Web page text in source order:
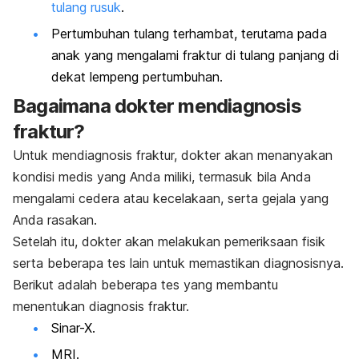
tulang rusuk.
Pertumbuhan tulang terhambat, terutama pada
anak yang mengalami fraktur di tulang panjang di
dekat lempeng pertumbuhan.
Bagaimana dokter mendiagnosis
fraktur?
Untuk mendiagnosis fraktur, dokter akan menanyakan
kondisi medis yang Anda miliki, termasuk bila Anda
mengalami cedera atau kecelakaan, serta gejala yang
Anda rasakan.
Setelah itu, dokter akan melakukan pemeriksaan fisik
serta beberapa tes lain untuk memastikan diagnosisnya.
Berikut adalah beberapa tes yang membantu
menentukan diagnosis fraktur.
Sinar-X.
MRI.